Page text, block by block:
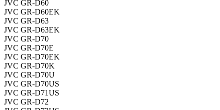
JVC GR-D60
JVC GR-D60EK
JVC GR-D63
JVC GR-D63EK
JVC GR-D70
JVC GR-D70E
JVC GR-D70EK
JVC GR-D70K
JVC GR-D70U
JVC GR-D70US
JVC GR-D71US
JVC GR-D72